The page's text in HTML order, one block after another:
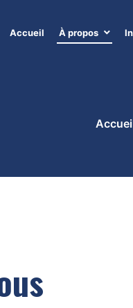
Accueil À propos